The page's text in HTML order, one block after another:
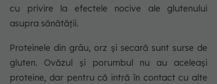
cu privire la efectele nocive ale glutenului
asupra sănătății.
Proteinele din grâu, orz și secară sunt surse de
gluten. Ovăzul și porumbul nu au aceleași
proteine, dar pentru că intră în contact cu alte